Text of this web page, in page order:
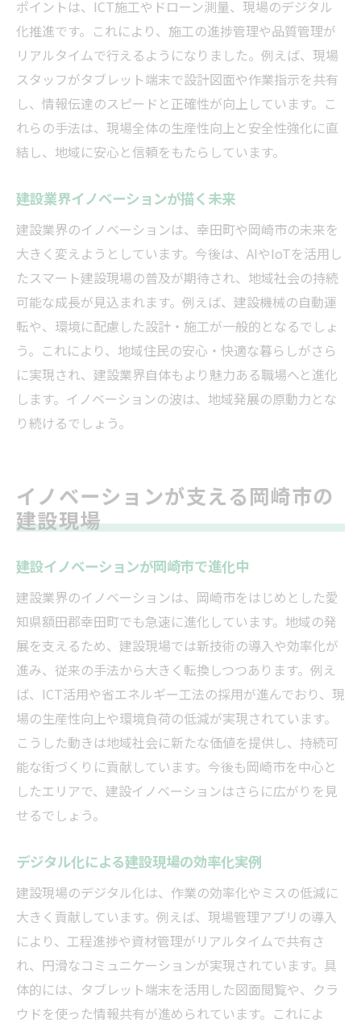
ポイントは、ICT施工やドローン測量、現場のデジタル
化推進です。これにより、施工の進捗管理や品質管理が
リアルタイムで行えるようになりました。例えば、現場
スタッフがタブレット端末で設計図面や作業指示を共有
し、情報伝達のスピードと正確性が向上しています。こ
れらの手法は、現場全体の生産性向上と安全性強化に直
結し、地域に安心と信頼をもたらしています。
建設業界イノベーションが描く未来
建設業界のイノベーションは、幸田町や岡崎市の未来を
大きく変えようとしています。今後は、AIやIoTを活用し
たスマート建設現場の普及が期待され、地域社会の持続
可能な成長が見込まれます。例えば、建設機械の自動運
転や、環境に配慮した設計・施工が一般的となるでしょ
う。これにより、地域住民の安心・快適な暮らしがさら
に実現され、建設業界自体もより魅力ある職場へと進化
します。イノベーションの波は、地域発展の原動力とな
り続けるでしょう。
イノベーションが支える岡崎市の
建設現場
建設イノベーションが岡崎市で進化中
建設業界のイノベーションは、岡崎市をはじめとした愛
知県額田郡幸田町でも急速に進化しています。地域の発
展を支えるため、建設現場では新技術の導入や効率化が
進み、従来の手法から大きく転換しつつあります。例え
ば、ICT活用や省エネルギー工法の採用が進んでおり、現
場の生産性向上や環境負荷の低減が実現されています。
こうした動きは地域社会に新たな価値を提供し、持続可
能な街づくりに貢献しています。今後も岡崎市を中心と
したエリアで、建設イノベーションはさらに広がりを見
せるでしょう。
デジタル化による建設現場の効率化実例
建設現場のデジタル化は、作業の効率化やミスの低減に
大きく貢献しています。例えば、現場管理アプリの導入
により、工程進捗や資材管理がリアルタイムで共有さ
れ、円滑なコミュニケーションが実現されています。具
体的には、タブレット端末を活用した図面閲覧や、クラ
ウドを使った情報共有が進められています。これによ